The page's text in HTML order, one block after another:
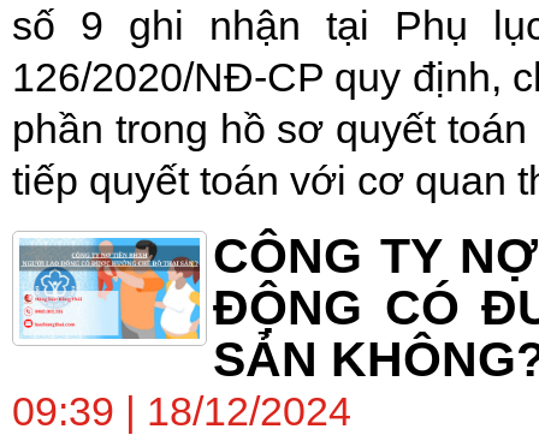
số 9 ghi nhận tại Phụ
126/2020/NĐ-CP quy định,
phần trong hồ sơ quyết
tiếp quyết toán với cơ quan
CÔNG TY
ĐỘNG CÓ
SẢN
09:39 | 18/12/2024